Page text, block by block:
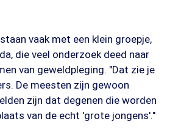
vaak met een klein groepje,
die veel onderzoek deed naar
van geweldpleging. "Dat zie je
De meesten zijn gewoon
zijn dat degenen die worden
van de echt 'grote jongens'."